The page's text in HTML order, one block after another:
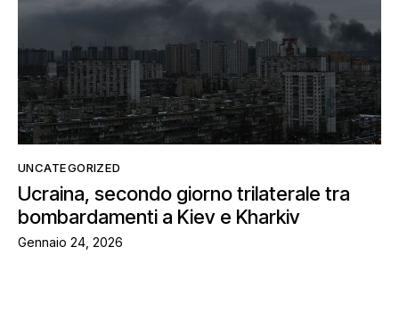
UNCATEGORIZED
Ucraina, secondo giorno trilaterale tra
bombardamenti a Kiev e Kharkiv
Gennaio 24, 2026